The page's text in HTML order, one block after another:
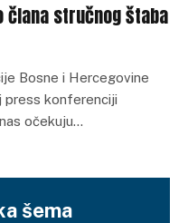
člana stručnog štaba
Bosne i Hercegovine
press konferenciji
očekuju…
šema